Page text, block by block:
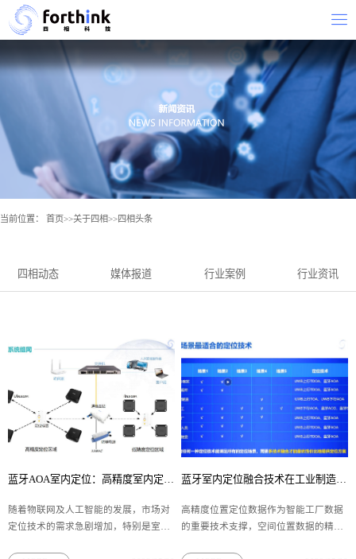
当前位置： 首页>>关于四相>>四相头条
四相动态 媒体报道 行业案例 行业资讯
蓝牙AOA室内定位：高精度室内定位的“C”位
随着物联网及人工智能的发展，市场对
定位技术的需求急剧增加，特别是室内
蓝牙室内定位融合技术在工业制造的应用（蓝牙室内定位融合技术优势）
高精度位置定位数据作为智能工厂数据
的重要技术支撑，空间位置数据的精确